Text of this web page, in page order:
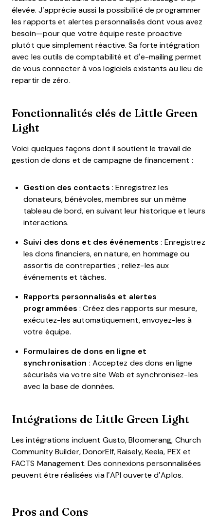
élevée. J’apprécie aussi la possibilité de programmer
les rapports et alertes personnalisés dont vous avez
besoin—pour que votre équipe reste proactive
plutôt que simplement réactive. Sa forte intégration
avec les outils de comptabilité et d’e-mailing permet
de vous connecter à vos logiciels existants au lieu de
repartir de zéro.
Fonctionnalités clés de Little Green
Light
Voici quelques façons dont il soutient le travail de
gestion de dons et de campagne de financement :
Gestion des contacts : Enregistrez les
donateurs, bénévoles, membres sur un même
tableau de bord, en suivant leur historique et leurs
interactions.
Suivi des dons et des événements : Enregistrez
les dons financiers, en nature, en hommage ou
assortis de contreparties ; reliez-les aux
événements et tâches.
Rapports personnalisés et alertes
programmées : Créez des rapports sur mesure,
exécutez-les automatiquement, envoyez-les à
votre équipe.
Formulaires de dons en ligne et
synchronisation : Acceptez des dons en ligne
sécurisés via votre site Web et synchronisez-les
avec la base de données.
Intégrations de Little Green Light
Les intégrations incluent Gusto, Bloomerang, Church
Community Builder, DonorElf, Raisely, Keela, PEX et
FACTS Management. Des connexions personnalisées
peuvent être réalisées via l’API ouverte d’Aplos.
Pros and Cons